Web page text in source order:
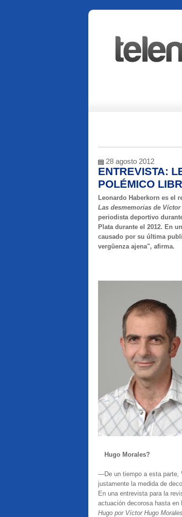
28 agosto 2012
ENTREVISTA:
POLÉMICO
Leonardo Haberkorn es el
Las desmemorias de
periodista deportivo
Plata durante el 2012. En
causado por su última
vergüenza ajena", afirma.
Hugo Morales?
—De un tiempo a esta parte,
justamente la medida de
En una entrevista para la
actuación decorosa hasta
Hugo por Víctor Hugo Morales